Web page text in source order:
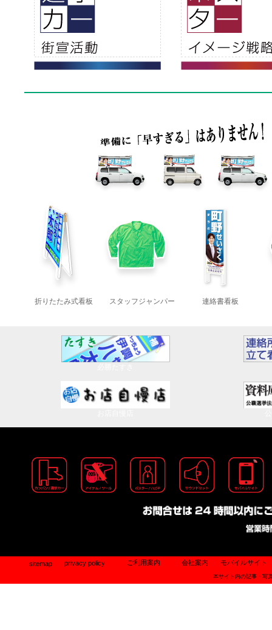
23/11/12 千葉県 大網白里市市議会
23/11/12 千葉県 袖ケ浦市市 長
23/11/12 岩手県 釜石市 市 長
23/11/12 神奈川県海老名市市 長
23/11/12 神奈川県海老名市市議会
23/11/12 東京都 青梅市 市 長
23/11/12 福島県 相馬市 市議会
23/11/19 栃木県 大田原市市議会
23/11/19 茨城県 小美玉市市議会
23/11/26 三重県 いなべ市市 長
23/11/26 山形県 米沢市 市 長
23/11/26 高知県 宿毛市 市 長
2023年10月の選挙予定は以下の通りです。
投 票 日 都道府県 自治体 選挙名
23/10/01 愛知県 小牧市 市議会
23/10/22 埼玉県 所沢市 市 長
23/10/01 岡山県 総社市 市 長
23/10/01 滋賀県 守山市 市議会
23/10/22 茨城県 土浦市 市 長
23/10/22 京都府 亀岡市 市 長
23/10/29 大分県 中津市 市 長
23/10/22 新潟県 五泉市 市議会
23/10/22 高知県 土佐市 市 長
23/10/22 宮城県 宮城県 県議会
23/10/22 茨城県 ひたちなか市市議会
23/10/29 長崎県 大村市 市 長
23/10/29 鹿児島県奄美市 市議会
投 票 日 都道府県 自治体 選挙名
23/09/03 三重県 松阪市 市 長
その他のデザイン、お問い合わせ、受付
す。
お問い合わせはメールにてお願い致し
2022年6月1日 ★値上りのお知らせ★
運送各社の運送費の値上げ、世界的な材
ざるを得ない状況となりました。
お客様には大変なご負担を賜りますが、
おねがいします。
梱包送料
また、世界的な半導体不足を受け、音響
ております。
ご購入をご検討の方は十分な納期を持っ
受付業務・お問い合わせ・デザイン部は
メールにて２４時間以内にご返信いたし
年始は１月５日（水）より営業
■年内出荷のおしらせ <2020,12,7>
12月18日（金）までにご注文及び、ご
12月19日（土）午前中着で完全データを
ールにより異なります）
12月19日（土）午後以降のご注文及び
折りたたみ式看板 スタッフジャンパー 連絡書看板
sitemap privacy policy ご利用案内 会社案内 モバイルサイト
本サイト内の記事・写